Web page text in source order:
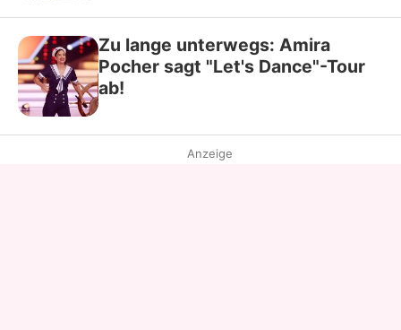
Zu lange unterwegs: Amira
Pocher sagt "Let's Dance"-Tour
ab!
Anzeige